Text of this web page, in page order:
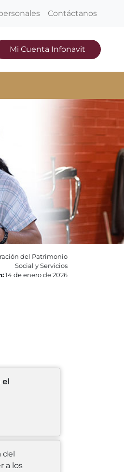
Contáctanos
Mi Cuenta Infonavit
del Patrimonio
Social y Servicios
14 de enero de 2026
el
del
a los